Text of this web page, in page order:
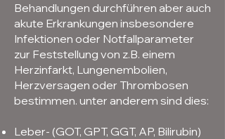
Behandlungen durchführen aber auch
akute Erkrankungen insbesondere
Infektionen oder Notfallparameter
zur Feststellung von z.B. einem
Herzinfarkt, Lungenembolien,
Herzversagen oder Thrombosen
bestimmen. unter anderem sind dies:
Leber- (GOT, GPT, GGT, AP, Bilirubin)